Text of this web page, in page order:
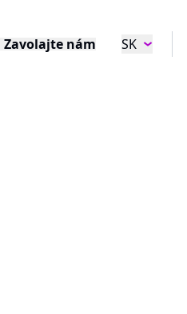
Zavolajte nám SK